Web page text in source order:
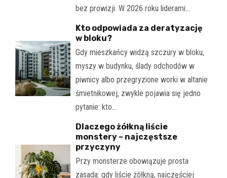
bez prowizji. W 2026 roku liderami…
Kto odpowiada za deratyzację
w bloku?
Gdy mieszkańcy widzą szczury w bloku,
myszy w budynku, ślady odchodów w
piwnicy albo przegryzione worki w altanie
śmietnikowej, zwykle pojawia się jedno
pytanie: kto…
Dlaczego żółkną liście
monstery – najczęstsze
przyczyny
Przy monsterze obowiązuje prosta
zasada: gdy liście żółkną, najczęściej